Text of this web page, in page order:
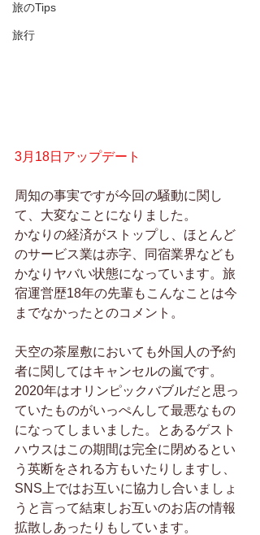
旅のTips
旅行
3月18日アップデート
周知の事実ですが今回の騒動に関し
て、大変なことになりました。
かなりの経済がストップし、ほとんど
のサービス業は赤字、同宿業界なども
かなりヤバい状態になっています。旅
宿運営歴18年の先輩もこんなことは今
までなかったとのコメント。
天空の茶屋敷においても外国人の予約
者に関してはキャンセルの嵐です。
2020年はオリンピックバブルだと思っ
ていたものがいっぺんして最悪なもの
になってしまいました。とあるゲスト
ハウスはこの期間は完全に閉めるとい
う英断をされる方もいたりしますし、
SNS上ではお互いに協力し合いましょ
うと言って結束しお互いのお店の情報
拡散しあったりもしています。